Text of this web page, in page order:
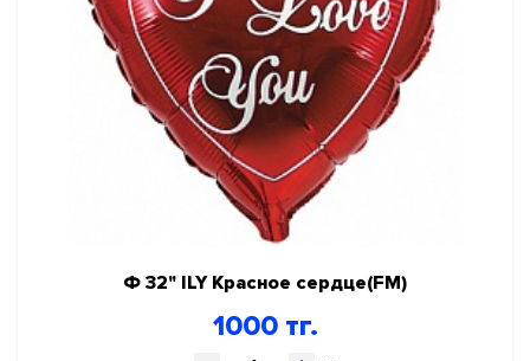
Ф 32" ILY Красное сердце(FM)
1000 тг.